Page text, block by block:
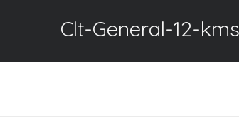
Clt-General-12-kms